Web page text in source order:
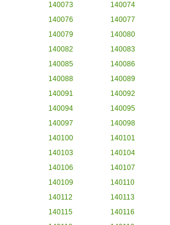
140073
140074
140076
140077
140079
140080
140082
140083
140085
140086
140088
140089
140091
140092
140094
140095
140097
140098
140100
140101
140103
140104
140106
140107
140109
140110
140112
140113
140115
140116